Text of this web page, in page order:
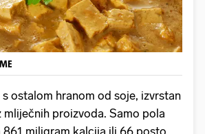
ostalom hranom od soje, izvrstan
mliječnih proizvoda. Samo pola
miligram kalcija ili 66 posto